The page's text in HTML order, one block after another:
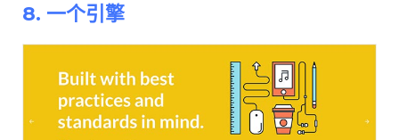
8. 一个引擎